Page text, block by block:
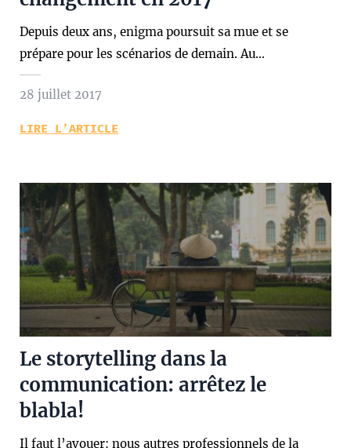
Depuis deux ans, enigma poursuit sa mue et se
prépare pour les scénarios de demain. Au…
28 juillet 2017
LIRE L’ARTICLE
Le storytelling dans la
communication: arrêtez le
blabla!
Il faut l’avouer: nous autres professionnels de la